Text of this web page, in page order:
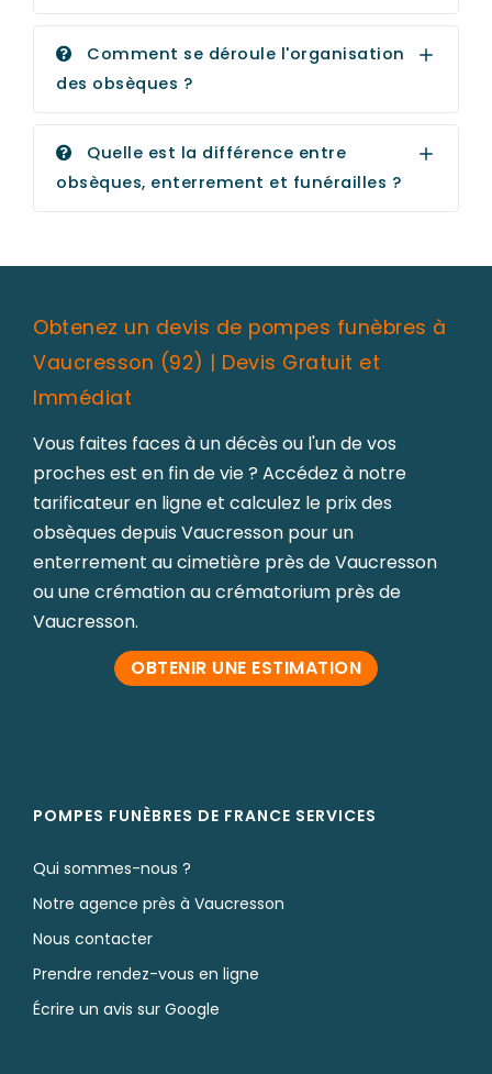
Comment se déroule l'organisation
des obsèques ?
Quelle est la différence entre
obsèques, enterrement et funérailles ?
Obtenez un devis de pompes funèbres à
Vaucresson (92) | Devis Gratuit et
Immédiat
Vous faites faces à un décès ou l'un de vos
proches est en fin de vie ? Accédez à notre
tarificateur en ligne et calculez le prix des
obsèques depuis Vaucresson pour un
enterrement au cimetière près de Vaucresson
ou une crémation au crématorium près de
Vaucresson.
OBTENIR UNE ESTIMATION
POMPES FUNÈBRES DE FRANCE SERVICES
Qui sommes-nous ?
Notre agence près à Vaucresson
Nous contacter
Prendre rendez-vous en ligne
Écrire un avis sur Google